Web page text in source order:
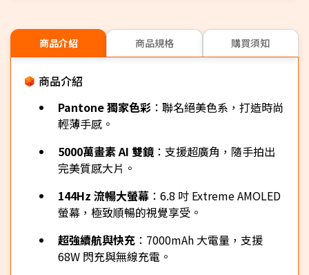
商品介紹 商品規格 購買須知
商品介紹
Pantone 獨家色彩 ：聯名絕美色系，打造時尚
輕薄手感。
5000萬畫素 AI 雙鏡 ：支援超廣角，隨手拍出
完美質感大片。
144Hz 流暢大螢幕 ：6.8 吋 Extreme AMOLED
螢幕，極致順暢的視覺享受。
超強續航與快充 ：7000mAh 大電量，支援
68W 閃充與無線充電。